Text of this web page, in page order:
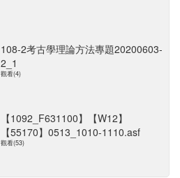
108-2考古學理論方法專題20200603-
2_1
觀看(4)
【1092_F631100】【W12】
【55170】0513_1010-1110.asf
觀看(53)